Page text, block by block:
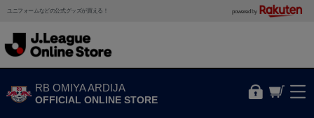
ユニフォームなどの公式グッズが買える！ powered by
RB OMIYA ARDIJA
OFFICIAL ONLINE STORE